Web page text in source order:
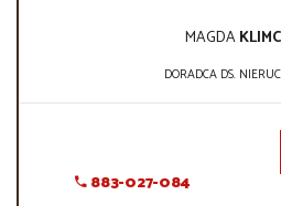
MAGDA
DORADCA DS.
883-027-084